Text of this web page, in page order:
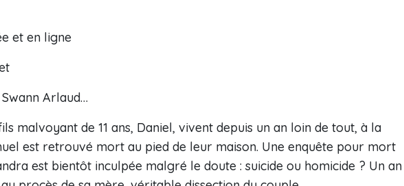
et en ligne
Arlaud…
malvoyant de 11 ans, Daniel, vivent depuis un an loin de tout, à la
est retrouvé mort au pied de leur maison. Une enquête pour mort
est bientôt inculpée malgré le doute : suicide ou homicide ? Un an